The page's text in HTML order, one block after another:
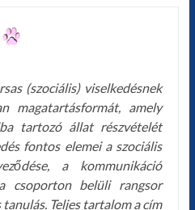
(szociális) viselkedésnek
magatartásformát, amely
tartozó állat részvételét
fontos elemei a szociális
a kommunikáció
csoporton belüli rangsor
tanulás. Teljes tartalom a cím